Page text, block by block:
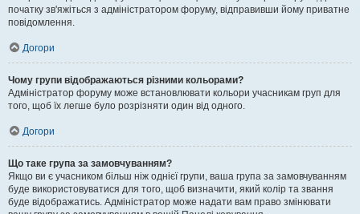
початку зв'яжіться з адміністратором форуму, відправивши йому приватне
повідомлення.
Догори
Чому групи відображаються різними кольорами?
Адміністратор форуму може встановлювати кольори учасникам груп для
того, щоб їх легше було розрізняти один від одного.
Догори
Що таке група за замовчуванням?
Якщо ви є учасником більш ніж однієї групи, ваша група за замовчуванням
буде використовуватися для того, щоб визначити, який колір та звання
буде відображатись. Адміністратор може надати вам право змінювати